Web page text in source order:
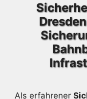
Als erfahrener